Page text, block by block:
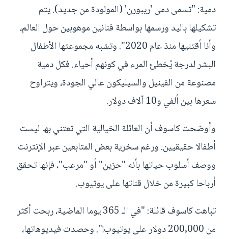
دمية: "تسمى دمى 'ريبورن' (المولودة من جديد). يتم
تشكيلها باليد ورسمها بواسطة فنانين موهوبين حول العالم،
وأنا أقتنيها منذ عام 2020". وتشبه مجموعتها الأطفال
البشر لدرجة يُخطئ المرء في كونهم أحياء. فكل دمية
مصنوعة من الفينيل والسيليكون عالي الجودة، ويتراوح
سعرها بين ألفي و10 آلاف دولار.
وأوضحت كاسوف أن العائلة الخيالية التي تعتني بها ليست
أطفالا حقيقيين. ورغم سخرية بعض المتابعين عبر الإنترنت
ووصف أسلوب حياتها بأنه "حزين" أو "مرعب"، فإنها تحقق
أرباحا كبيرة من خلال قناتها على يوتيوب.
تباهت كاسوف قائلة: "في الـ 365 يوما الماضية، ربحت أكثر
من 200,000 دولار على يوتيوب!". وحصدت فيديوهاتها،